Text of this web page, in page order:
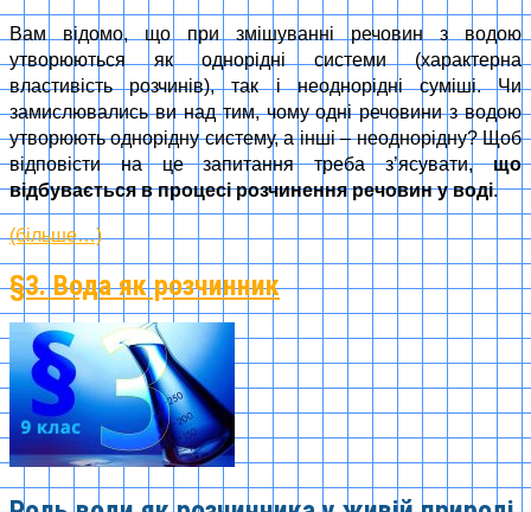
Вам відомо, що при змішуванні речовин з водою
утворюються як однорідні системи (характерна
властивість розчинів), так і неоднорідні суміші. Чи
замислювались ви над тим, чому одні речовини з водою
утворюють однорідну систему, а інші – неоднорідну? Щоб
відповісти на це запитання треба з’ясувати,що
відбувається в процесі розчинення речовин у воді.
(більше…)
§3. Вода як розчинник